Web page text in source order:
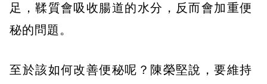
足，鞣質會吸收腸道的水分，反而會加重便
秘的問題。
至於該如何改善便秘呢？陳榮堅說，要維持